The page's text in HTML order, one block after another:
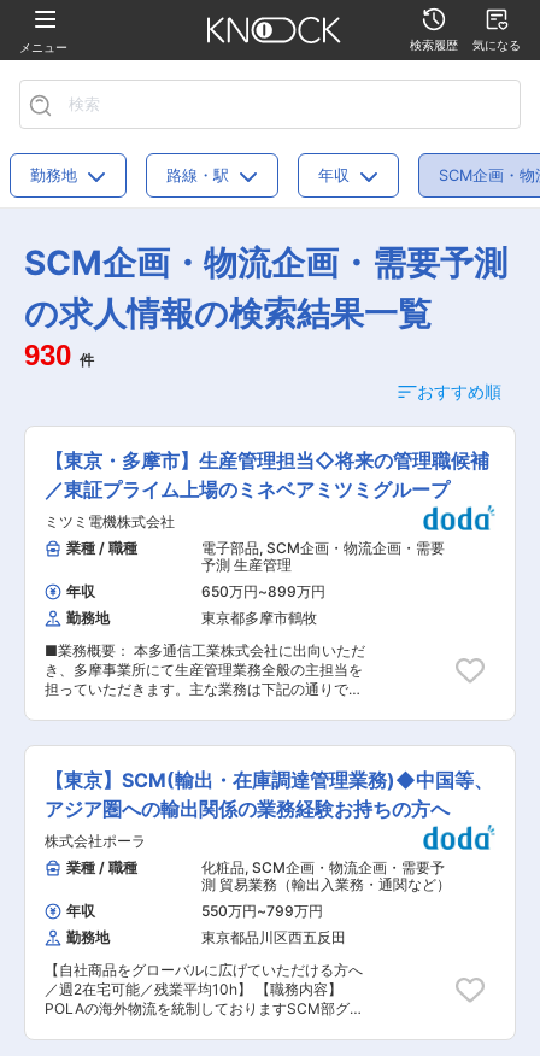
メニュー 検索履歴 気になる
勤務地 路線・駅 年収 SCM企画・
SCM企画・物流企画・需要予測
の求人情報の検索結果一覧
930 件
おすすめ順
【東京・多摩市】生産管理担当◇将来の管理職候補
／東証プライム上場のミネベアミツミグループ
ミツミ電機株式会社
業種 / 職種
電子部品, SCM企画・物流企画・需要
予測 生産管理
年収
650万円~899万円
勤務地
東京都多摩市鶴牧
■業務概要： 本多通信工業株式会社に出向いただ
き、多摩事業所にて生産管理業務全般の主担当を
担っていただきます。主な業務は下記の通りで
注先管理および交渉 ・生産キャパ / 生産計画作成
■配属部署 人数：5名(課長1名、課員4名) ■身に
つくスキル ・当社グループ内でコネクタ製品を手
がける本多通信工業、ミネベアコネクト業とのシ
ナジー創出を目指しており、各社の事例等を共有
しながら幅広く知見を得ることができます。 ・今
後製品量産の一部をミネベアミツミグループの強
みである海外拠点に移管する予定であり、生産管
理面でも海外拠点を絡めた業務が増えていくこと
が見込まれるため、グローバルな視点で業務を行
うことができます。 ■やりがい ・自身が手掛け
た製品が自動車や民生産業機器という大きな業界
の中でカタチになる喜びを体感いただけます。 ・
生産数量や適正在庫を管理・コントロールする部
署であり、計画〜生産〜出荷・着荷までの一連の
流れに携わることができます。 ■企業情報 ・雇
【東京】SCM(輸出・在庫調達管理業務)◆中国等、
アジア圏への輸出関係の業務経験お持ちの方へ
株式会社ポーラ
業種 / 職種
化粧品, SCM企画・物流企画・需要予
測 貿易業務（輸出入業務・通関など）
年収
550万円~799万円
勤務地
東京都品川区西五反田
【自社商品をグローバルに広げていただける方へ
／週2在宅可能／残業平均10h】 【職務内容】
POLAの海外物流を統制しておりますSCM部グロ